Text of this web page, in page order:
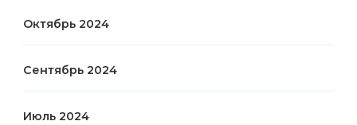
Октябрь 2024
Сентябрь 2024
Июль 2024